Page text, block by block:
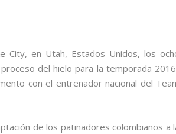
City, en Utah, Estados Unidos, los
del hielo para la temporada
con el entrenador nacional del
de los patinadores colombianos a